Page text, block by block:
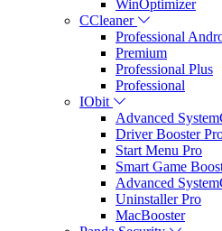
WinOptimizer
CCleaner
Professional
Premium
Professional Plus
Professional
IObit
Advanced
Driver Booster
Start Menu Pro
Smart Game
Advanced
Uninstaller Pro
MacBooster